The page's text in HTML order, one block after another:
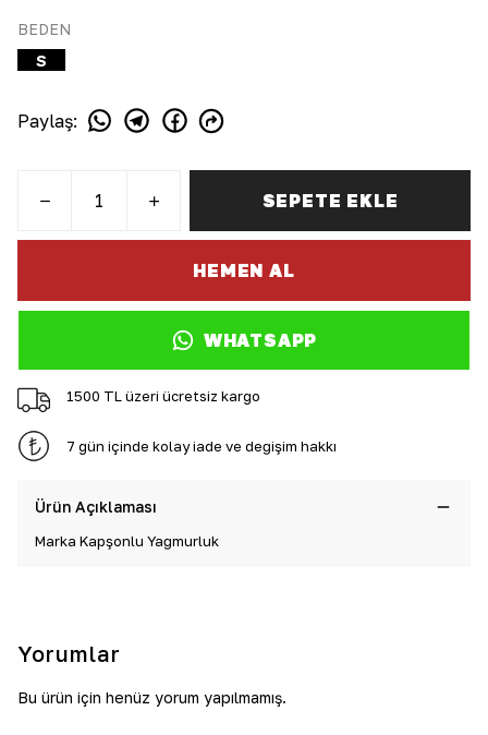
BEDEN
S
Paylaş:
SEPETE EKLE
HEMEN AL
WHATSAPP
1500 TL üzeri ücretsiz kargo
7 gün içinde kolay iade ve değişim hakkı
Ürün Açıklaması
Marka Kapşonlu Yağmurluk
Yorumlar
Bu ürün için henüz yorum yapılmamış.